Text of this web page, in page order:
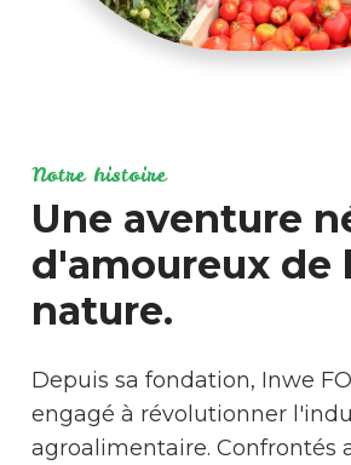
Notre histoire
Une aventure
d'amoureux de
nature.
Depuis sa fondation, Inwe
engagé à révolutionner
agroalimentaire. Confrontés